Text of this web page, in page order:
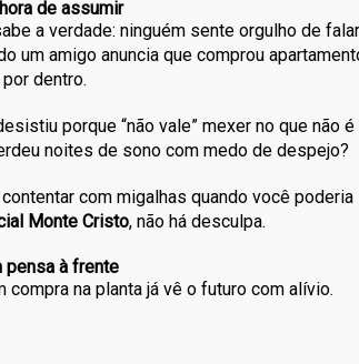
de assumir
a verdade: ninguém sente orgulho de falar
um amigo anuncia que comprou
dentro.
porque “não vale” mexer no que não é
noites de sono com medo de despejo?
com migalhas quando você poderia
Monte Cristo, não há desculpa.
pensa à frente
na planta já vê o futuro com alívio.